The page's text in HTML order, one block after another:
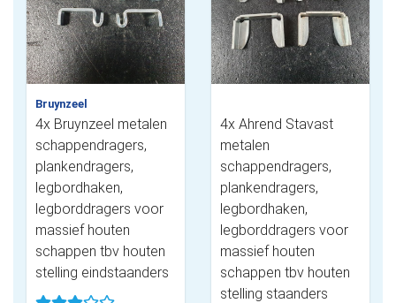
Bruynzeel
4x Bruynzeel metalen
schappendragers,
plankendragers,
legbordhaken,
legborddragers voor
massief houten
schappen tbv houten
stelling eindstaanders
4x Ahrend Stavast
metalen
schappendragers,
plankendragers,
legbordhaken,
legborddragers voor
massief houten
schappen tbv houten
stelling staanders